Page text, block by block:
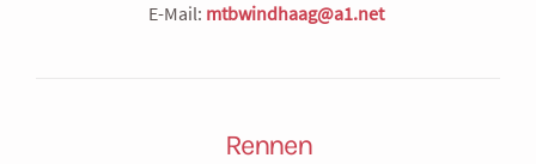
E-Mail: mtbwindhaag@a1.net
Rennen